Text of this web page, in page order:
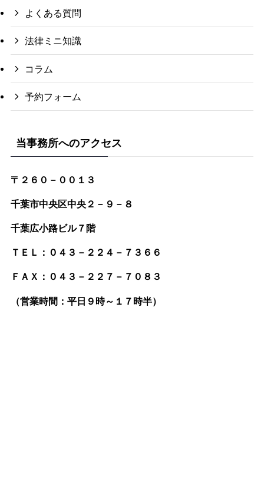
よくある質問
法律ミニ知識
コラム
予約フォーム
当事務所へのアクセス
〒２６０－００１３
千葉市中央区中央２－９－８
千葉広小路ビル７階
ＴＥＬ：０４３－２２４－７３６６
ＦＡＸ：０４３－２２７－７０８３
（営業時間：平日９時～１７時半）